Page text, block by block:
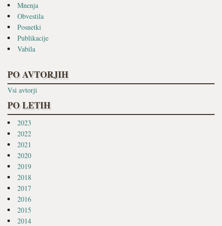
Mnenja
Obvestila
Posnetki
Publikacije
Vabila
PO AVTORJIH
Vsi avtorji
PO LETIH
2023
2022
2021
2020
2019
2018
2017
2016
2015
2014